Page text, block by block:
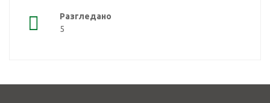
Разгледано
5